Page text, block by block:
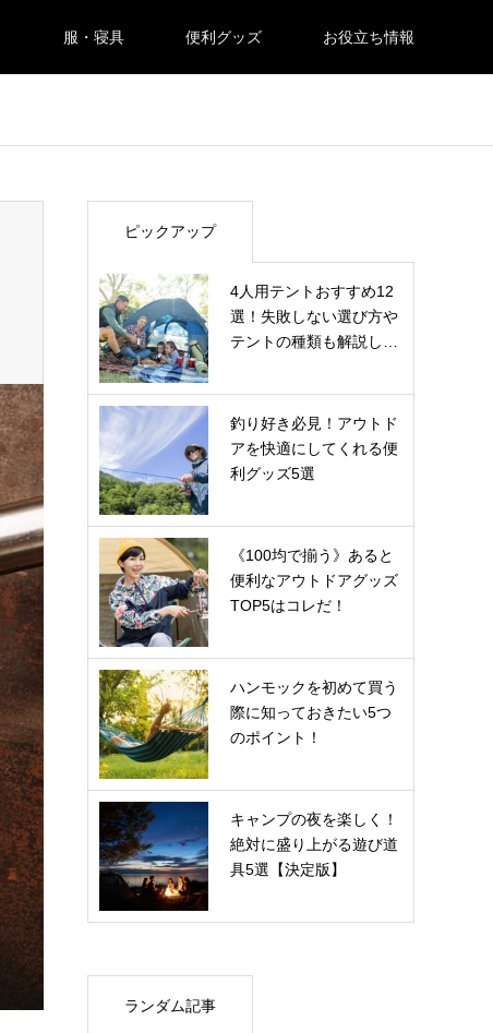
服・寝具 便利グッズ お役立ち情報
ピックアップ
4人用テントおすすめ12
選！失敗しない選び方や
テントの種類も解説し…
釣り好き必見！アウトド
アを快適にしてくれる便
利グッズ5選
《100均で揃う》あると
便利なアウトドアグッズ
TOP5はコレだ！
ハンモックを初めて買う
際に知っておきたい5つ
のポイント！
キャンプの夜を楽しく！
絶対に盛り上がる遊び道
具5選【決定版】
ランダム記事